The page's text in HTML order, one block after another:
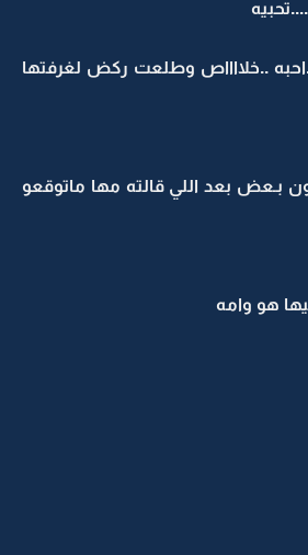
..خلااااص وطلعت ركض لغرفتها
بـعض بعد اللي قالته مها ماتوقعو
هو وامه